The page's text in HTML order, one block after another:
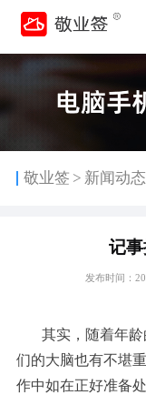
敬业签 > 新闻动态
记
发布时间：
其实，随着年
们的大脑也有不堪
作中如在正好准备